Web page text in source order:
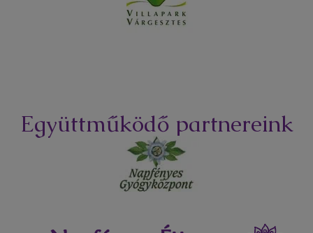
Együttműködő partnereink